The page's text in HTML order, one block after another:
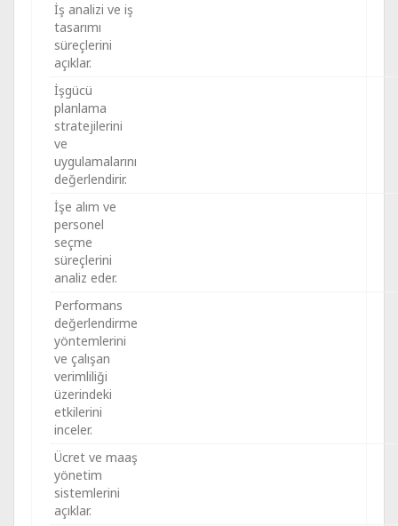
İş analizi ve iş
tasarımı
süreçlerini
açıklar.
İşgücü
planlama
stratejilerini
ve
uygulamalarını
değerlendirir.
İşe alım ve
personel
seçme
süreçlerini
analiz eder.
Performans
değerlendirme
yöntemlerini
ve çalışan
verimliliği
üzerindeki
etkilerini
inceler.
Ücret ve maaş
yönetim
sistemlerini
açıklar.